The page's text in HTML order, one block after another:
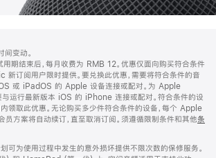
间变动。
用期结束后，每月收费为 RMB 12。优惠仅面向购买符合条件
订阅用户限时提供。要兑换此优惠，需要将符合条件的音
或 iPadOS 的 Apple 设备连接或配对。为 Apple
运行最新版本 iOS 的 iPhone 连接或配对。符合条件的设
领取此优惠。无论购买多少件符合条件的设备，每个 Apple
员方案将自动续订，直至取消订阅。须遵循限制条件和其他条
为使用过程中发生的意外损坏提供不限次数的保修服务。